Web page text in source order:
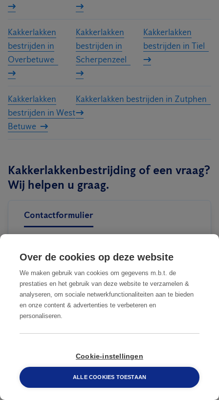
Kakkerlakken
bestrijden in
Overbetuwe
Kakkerlakken
bestrijden in
Scherpenzeel
Kakkerlakken
bestrijden in Tiel
Kakkerlakken
bestrijden in West
Betuwe
Kakkerlakken bestrijden in Zutphen
Kakkerlakkenbestrijding of een vraag?
Wij helpen u graag.
Contactformulier
Bent u een bedrijf of een particulier?
Bedrijf Particulier
Bedrijfsnaam
Reden contactopname
Over de cookies op deze website
We maken gebruik van cookies om gegevens m.b.t. de
prestaties en het gebruik van deze website te verzamelen &
analyseren, om sociale netwerkfunctionaliteiten aan te bieden
en onze content & advertenties te verbeteren en
personaliseren.
Cookie-instellingen
ALLE COOKIES TOESTAAN